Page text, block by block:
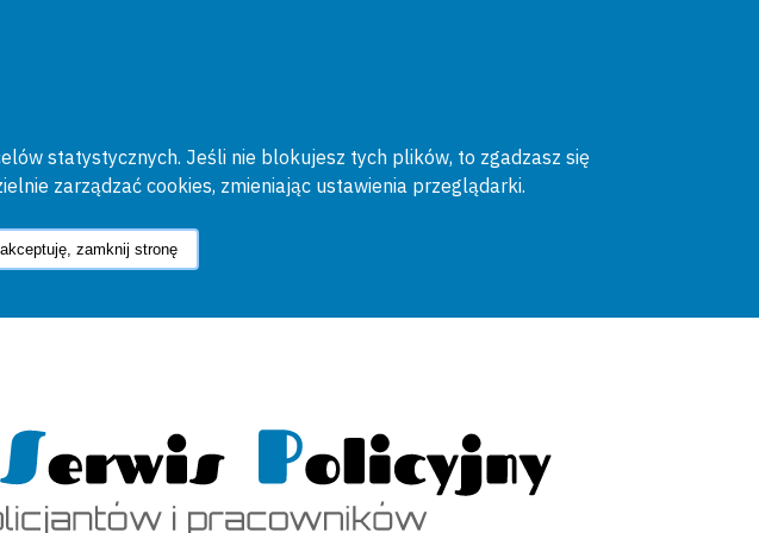
statystycznych. Jeśli nie blokujesz tych plików, to zgadzasz się
zarządzać cookies, zmieniając ustawienia przeglądarki.
zamknij stronę